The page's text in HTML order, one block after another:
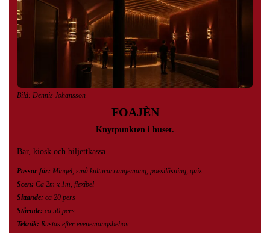
Bild: Dennis Johansson
FOAJÈN
Knytpunkten i huset.
Bar, kiosk och biljettkassa.
Passar för: Mingel, små kulturarrangemang, poesiläsning, quiz
Scen: Ca 2m x 1m, flexibel
Sittande: ca 20 pers
Stående: ca 50 pers
Teknik: Rustas efter evenemangsbehov.